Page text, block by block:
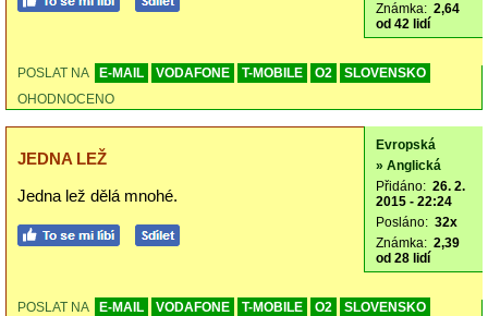
Známka: 2,64
od 42 lidí
POSLAT NA E-MAIL VODAFONE T-MOBILE O2
SLOVENSKO
OHODNOCENO
JEDNA LEŽ
Jedna lež dělá mnohé.
Evropská
» Anglická
Přidáno: 26. 2.
2015 - 22:24
Posláno: 32x
Známka: 2,39
od 28 lidí
POSLAT NA E-MAIL VODAFONE T-MOBILE O2
SLOVENSKO